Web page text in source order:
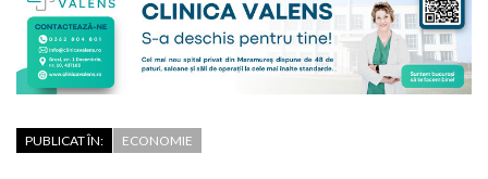
PUBLICAT ÎN: ECONOMIE